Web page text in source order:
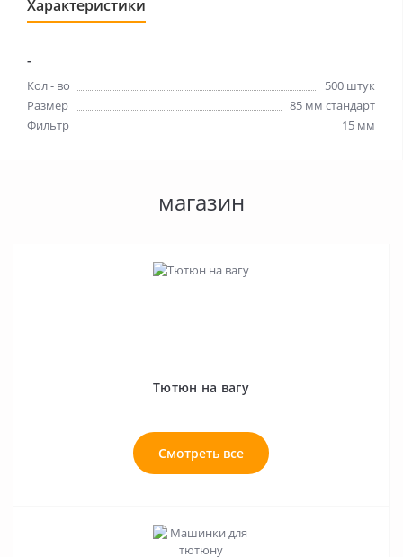
Характеристики
-
Кол - во
500 штук
Размер
85 мм стандарт
Фильтр
15 мм
магазин
Тютюн на вагу
Смотреть все